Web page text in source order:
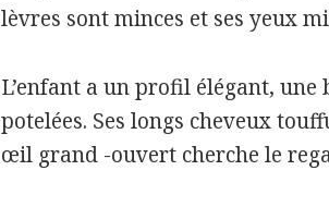
lèvres sont minces et ses yeux
L’enfant a un profil élégant, une
potelées. Ses longs cheveux
œil grand -ouvert cherche le